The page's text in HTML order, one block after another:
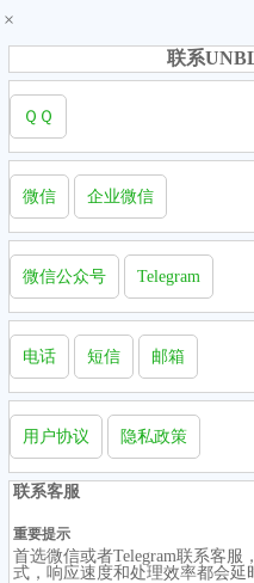
×
联系
ＱＱ
微信 企业微信
微信公众号 Telegram
电话 短信 邮箱
用户协议 隐私政策
联系客服
重要提示
首选微信或者Telegram联系客
式，响应速度和处理效率都会延